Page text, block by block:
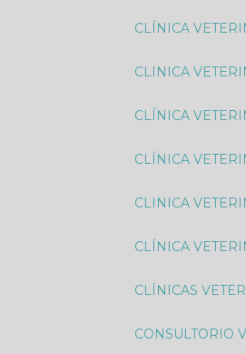
CLÍNICA
CLINICA
CLÍNICA
CLÍNICA
CLINICA
CLÍNICA
CLÍNICAS